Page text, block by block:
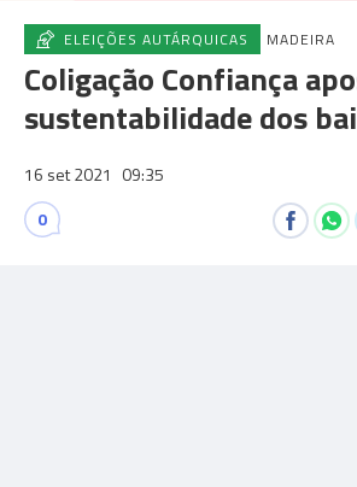
ELEIÇÕES AUTÁRQUICAS MADEIRA
Coligação Confiança
sustentabilidade dos
16 set 2021 09:35
0